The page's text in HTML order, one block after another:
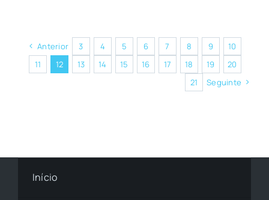
Anterior 3 4 5 6 7 8 9
10
11
12 13 14 15 16 17 18 19
20
21
Seguinte
Início